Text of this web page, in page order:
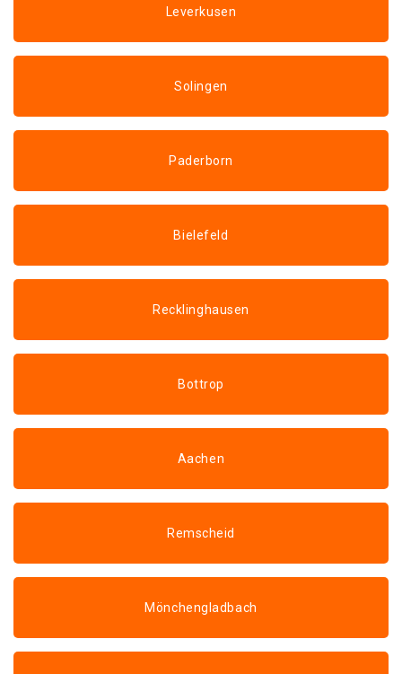
Leverkusen
Solingen
Paderborn
Bielefeld
Recklinghausen
Bottrop
Aachen
Remscheid
Mönchengladbach